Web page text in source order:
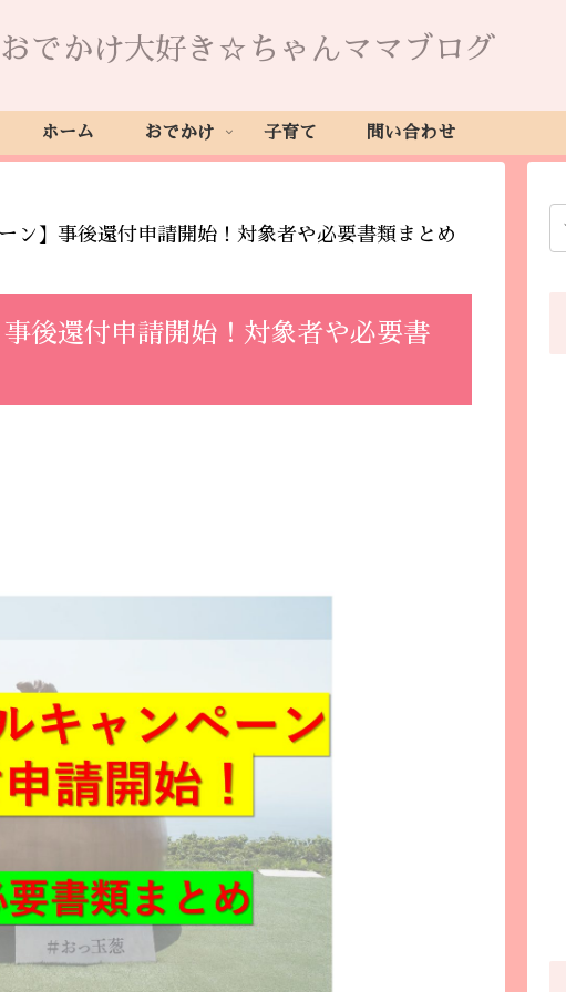
おでかけ大好き☆ちゃんママブログ
ホーム おでかけ 子育て 問い合わせ
ン】事後還付申請開始！対象者や必要書類まとめ
後還付申請開始！対象者や必要書